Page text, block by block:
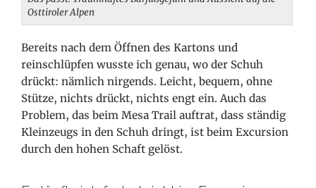
Osttiroler Alpen
Bereits nach dem Öffnen des Kartons und
reinschlüpfen wusste ich genau, wo der Schuh
drückt: nämlich nirgends. Leicht, bequem, ohne
Stütze, nichts drückt, nichts engt ein. Auch das
Problem, das beim Mesa Trail auftrat, dass ständig
Kleinzeugs in den Schuh dringt, ist beim Excursion
durch den hohen Schaft gelöst.